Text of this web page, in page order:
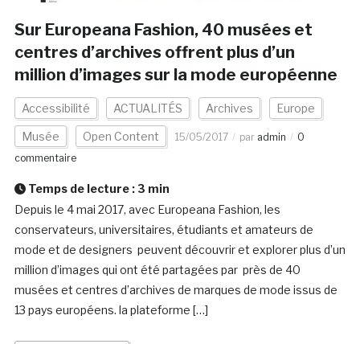
Sur Europeana Fashion, 40 musées et
centres d’archives offrent plus d’un
million d’images sur la mode européenne
Accessibilité ACTUALITÉS Archives Europe
Musée Open Content 15/05/2017 par admin
0
commentaire
Temps de lecture : 3 min
Depuis le 4 mai 2017, avec Europeana Fashion, les
conservateurs, universitaires, étudiants et amateurs de
mode et de designers peuvent découvrir et explorer plus d’un
million d’images qui ont été partagées par près de 40
musées et centres d’archives de marques de mode issus de
13 pays européens. la plateforme […]